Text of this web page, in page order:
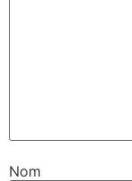
Nom